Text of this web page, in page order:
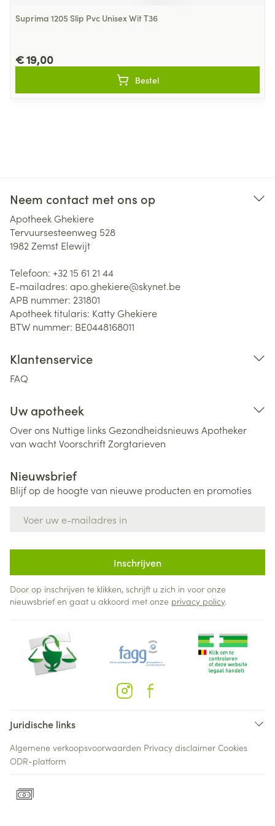
Suprima 1205 Slip Pvc Unisex Wit T36
€ 19,00
Bestel
Neem contact met ons op
Apotheek Ghekiere
Tervuursesteenweg 528
1982 Zemst Elewijt
Telefoon: +32 15 61 21 44
E-mailadres: apo.ghekiere@skynet.be
APB nummer: 231801
Apotheek titularis: Katty Ghekiere
BTW nummer: BE0448168011
Klantenservice
FAQ
Uw apotheek
Over ons Nuttige links Gezondheidsnieuws Apotheker
van wachtVoorschriftZorgtarieven
Nieuwsbrief
Blijf op de hoogte van nieuwe producten en promoties
Inschrijven
Door op inschrijven te klikken, schrijft u zich in voor onze
nieuwsbrief en gaat u akkoord met onze privacy policy.
Juridische links
Algemene verkoopsvoorwaarden Privacy disclaimer Cookies
ODR-platform